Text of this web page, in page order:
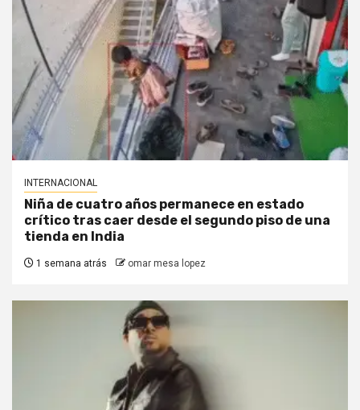
INTERNACIONAL
Niña de cuatro años permanece en estado
crítico tras caer desde el segundo piso de una
tienda en India
1 semana atrás omar mesa lopez